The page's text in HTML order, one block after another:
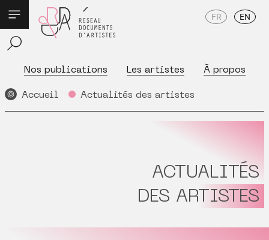
Nos publications Les artistes À propos
FR EN
Accueil Actualités des artistes
ACTUALITÉS
DES ARTISTES